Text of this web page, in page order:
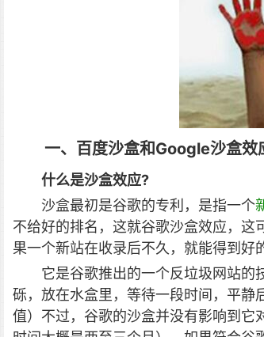
一、百度沙盒和Google沙盒效
什么是沙盒效应?
沙盒最初是谷歌的专利，是指一个
不给好的排名，这就谷歌沙盒效应，这
果一个新站在收录后不久，就能得到好
它是谷歌推出的一个反垃圾网站的
砾，放在水盒里，等待一段时间，平静
值）不过，谷歌的沙盒并没有影响到它